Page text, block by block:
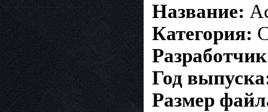
Название:
Категория:
Год
Размер